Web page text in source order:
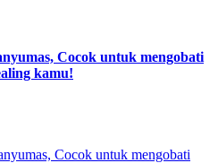
Cocok untuk mengobati
kamu!